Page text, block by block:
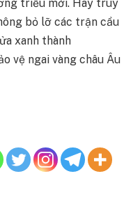
triều mới. Hãy truy
bỏ lỡ các trận cầu
xanh thành
vệ ngai vàng châu Âu